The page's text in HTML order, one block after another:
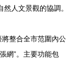
人文景觀的協調。
將整合全市范圍內公
網”。主要功能包